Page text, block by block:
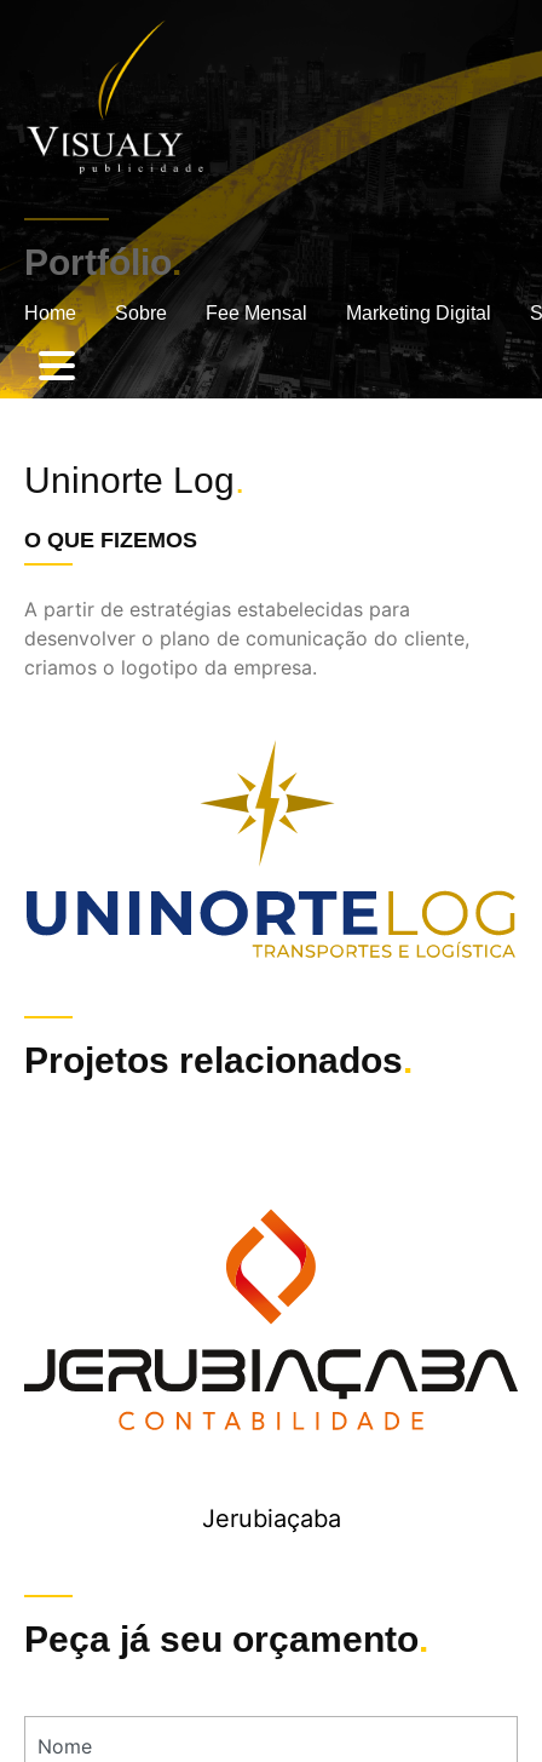
Home Sobre Fee Mensal Marketing Digital
Portfólio.
Uninorte Log.
O QUE FIZEMOS
A partir de estratégias estabelecidas para
desenvolver o plano de comunicação do cliente,
criamos o logotipo da empresa.
Projetos relacionados.
Jerubiaçaba
Peça já seu orçamento.